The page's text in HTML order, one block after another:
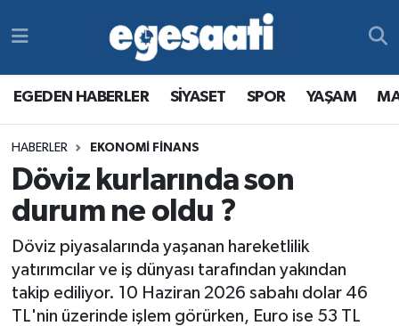
EGEDEN HABERLER SİYASET SPOR YAŞAM
HABERLER EKONOMİ FİNANS
Döviz kurlarında son
durum ne oldu ?
Döviz piyasalarında yaşanan hareketlilik
yatırımcılar ve iş dünyası tarafından yakından
takip ediliyor. 10 Haziran 2026 sabahı dolar 46
TL'nin üzerinde işlem görürken, Euro ise 53 TL
MAGAZİN
RESMİ REKLAMLAR
YAŞAM
MAGAZİN
RESMİ REKLAMLAR
Tüm Manşetler
Son Dakika Haberleri
Haber Arşivi